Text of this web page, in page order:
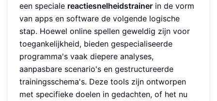
een speciale reactiesnelheidstrainer in de vorm
van apps en software de volgende logische
stap. Hoewel online spellen geweldig zijn voor
toegankelijkheid, bieden gespecialiseerde
programma's vaak diepere analyses,
aanpasbare scenario's en gestructureerde
trainingsschema's. Deze tools zijn ontworpen
met specifieke doelen in gedachten, of het nu